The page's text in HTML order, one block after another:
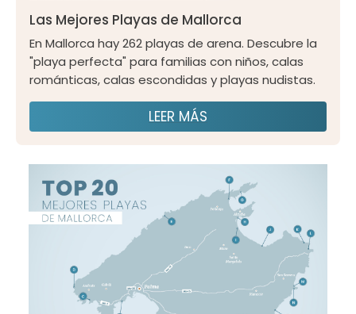
Las Mejores Playas de Mallorca
En Mallorca hay 262 playas de arena. Descubre la
"playa perfecta" para familias con niños, calas
románticas, calas escondidas y playas nudistas.
LEER MÁS